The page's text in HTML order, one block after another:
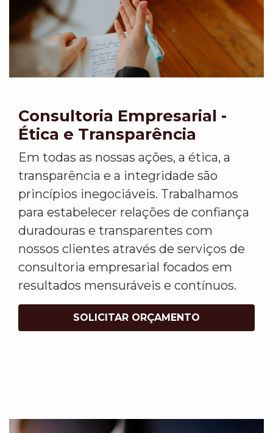
Consultoria Empresarial -
Ética e Transparência
Em todas as nossas ações, a ética, a
transparência e a integridade são
princípios inegociáveis. Trabalhamos
para estabelecer relações de confiança
duradouras e transparentes com
nossos clientes através de serviços de
consultoria empresarial focados em
resultados mensuráveis e contínuos.
SOLICITAR ORÇAMENTO